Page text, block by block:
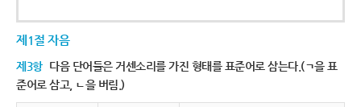
제1절 자음
제3항 다음 단어들은 거센소리를 가진 형태를 표준어로 삼는다.(ㄱ을 표
준어로 삼고, ㄴ을 버림.)